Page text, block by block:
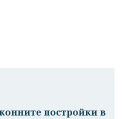
постройки в